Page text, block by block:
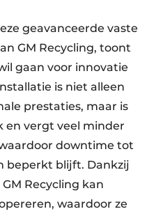
geavanceerde vaste
GM Recycling, toont
gaan voor innovatie
is niet alleen
prestaties, maar is
en vergt veel minder
downtime tot
beperkt blijft. Dankzij
Recycling kan
waardoor ze